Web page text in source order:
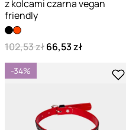
z kolcami czarna vegan
friendly
102,53 zł66,53 zł
-34%